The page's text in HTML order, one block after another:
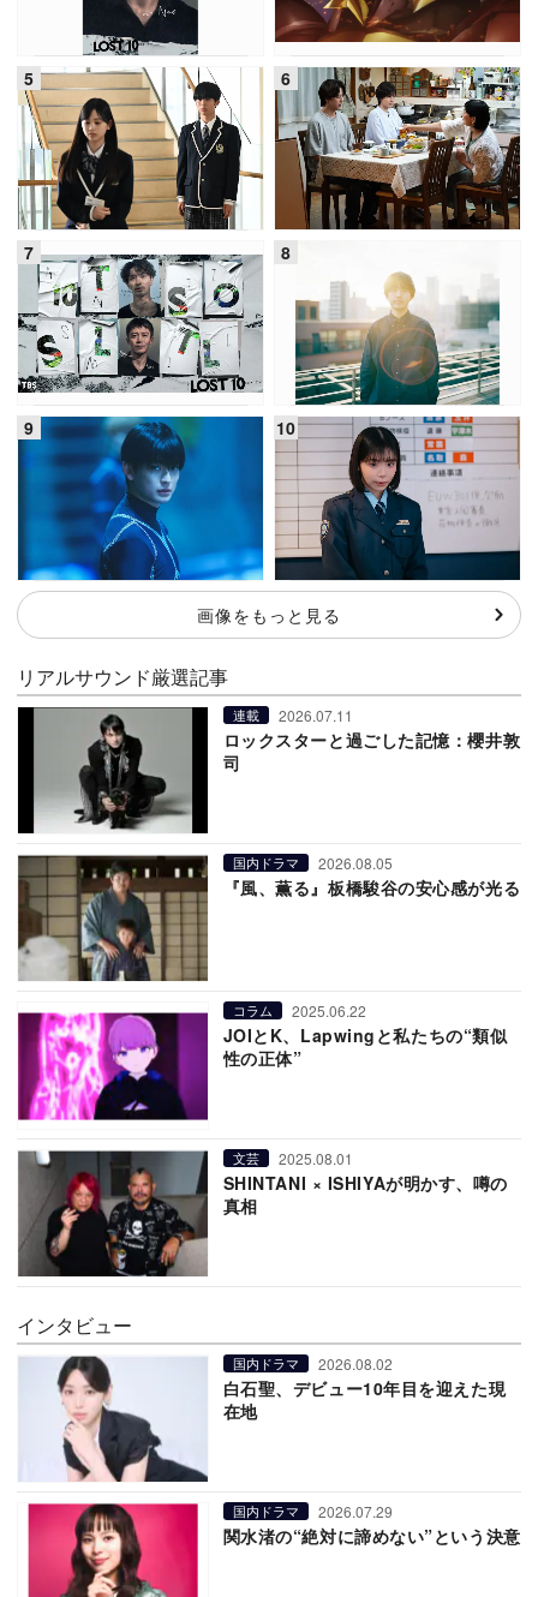
画像をもっと見る
リアルサウンド厳選記事
連載 2026.07.11
ロックスターと過ごした記憶：櫻井敦
司
国内ドラマ 2026.08.05
『風、薫る』板橋駿谷の安心感が光る
コラム 2025.06.22
JOIとK、Lapwingと私たちの“類似
性の正体”
文芸 2025.08.01
SHINTANI × ISHIYAが明かす、噂の
真相
インタビュー
国内ドラマ 2026.08.02
白石聖、デビュー10年目を迎えた現
在地
国内ドラマ 2026.07.29
関水渚の“絶対に諦めない”という決意